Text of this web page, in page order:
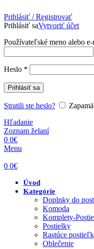
Prihlásiť / Registrovať
Prihlásiť saVytvoriť účet
Používateľské meno alebo e-
Heslo *
Prihlásiť sa
Stratili ste heslo?
Hľadanie
Zoznam želaní
0 0€
Menu
0 0€
Úvod
Kategórie
Doplnky do
Komoda
Komplety-
Postielky
Rastúce
Oblečenie